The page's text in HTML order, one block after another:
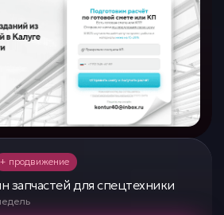
+ продвижение
запчастей для спецтехники